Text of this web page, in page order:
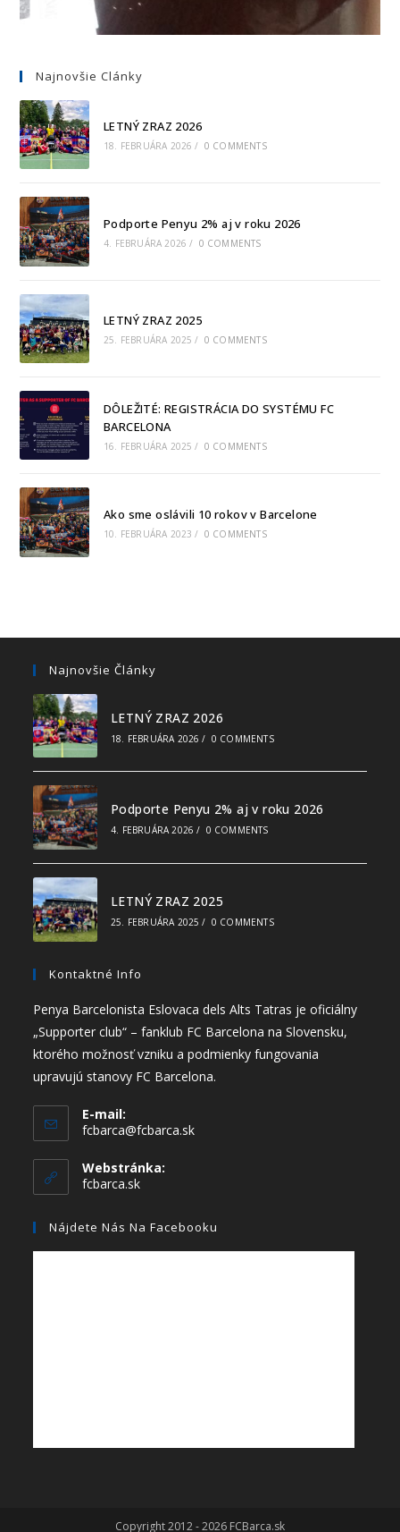
Najnovšie Clánky
LETNÝ ZRAZ 2026
18. FEBRUÁRA 2026 / 0 COMMENTS
Podporte Penyu 2% aj v roku 2026
4. FEBRUÁRA 2026 / 0 COMMENTS
LETNÝ ZRAZ 2025
25. FEBRUÁRA 2025 / 0 COMMENTS
DÔLEŽITÉ: REGISTRÁCIA DO SYSTÉMU FC
BARCELONA
16. FEBRUÁRA 2025 / 0 COMMENTS
Ako sme oslávili 10 rokov v Barcelone
10. FEBRUÁRA 2023 / 0 COMMENTS
Najnovšie Články
LETNÝ ZRAZ 2026
18. FEBRUÁRA 2026 / 0 COMMENTS
Podporte Penyu 2% aj v roku 2026
4. FEBRUÁRA 2026 / 0 COMMENTS
LETNÝ ZRAZ 2025
25. FEBRUÁRA 2025 / 0 COMMENTS
Kontaktné Info
Penya Barcelonista Eslovaca dels Alts Tatras je oficiálny
„Supporter club“ – fanklub FC Barcelona na Slovensku,
ktorého možnosť vzniku a podmienky fungovania
upravujú stanovy FC Barcelona.
E-mail:
fcbarca@fcbarca.sk
Webstránka:
fcbarca.sk
Nájdete Nás Na Facebooku
Copyright 2012 - 2026 FCBarca.sk